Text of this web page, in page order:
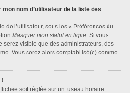
nom d’utilisateur de la liste des
de l’utilisateur, sous les « Préférences du
Masquer mon statut en ligne. Si vous
serez visible que des administrateurs, des
Vous serez alors comptabilisé(e) comme
!
soit réglée sur un fuseau horaire